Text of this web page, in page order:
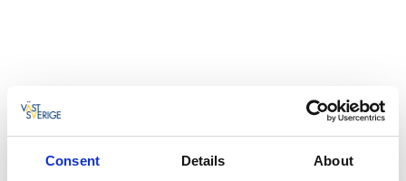
Consent Details About
Hotellpaket med det lilla extra
Njut av en mysig övernattning med god mat och